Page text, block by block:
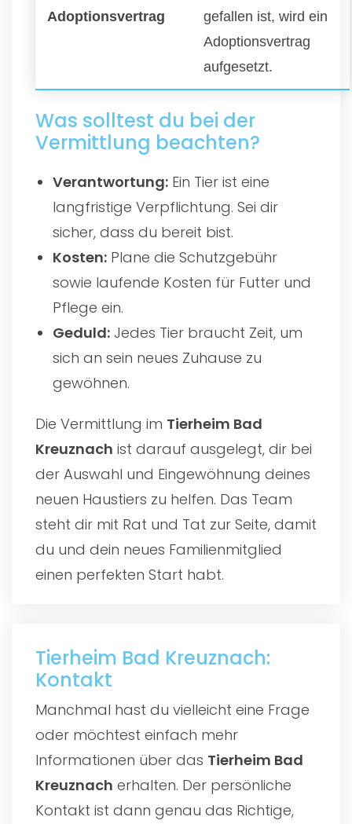
Adoptionsvertrag
gefallen ist, wird ein
Adoptionsvertrag
aufgesetzt.
Was solltest du bei der
Vermittlung beachten?
Verantwortung: Ein Tier ist eine
langfristige Verpflichtung. Sei dir
sicher, dass du bereit bist.
Kosten: Plane die Schutzgebühr
sowie laufende Kosten für Futter und
Pflege ein.
Geduld: Jedes Tier braucht Zeit, um
sich an sein neues Zuhause zu
gewöhnen.
Die Vermittlung im Tierheim Bad
Kreuznach ist darauf ausgelegt, dir bei
der Auswahl und Eingewöhnung deines
neuen Haustiers zu helfen. Das Team
steht dir mit Rat und Tat zur Seite, damit
du und dein neues Familienmitglied
einen perfekten Start habt.
Tierheim Bad Kreuznach:
Kontakt
Manchmal hast du vielleicht eine Frage
oder möchtest einfach mehr
Informationen über das Tierheim Bad
Kreuznach erhalten. Der persönliche
Kontakt ist dann genau das Richtige,